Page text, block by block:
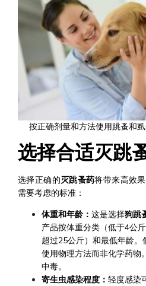
按正确剂量和方法使用跳蚤和
选择合适灭跳
选择正确的灭跳蚤药将带来高效
需要考虑的标准：
体重和年龄： 这是选择狗跳
产品按体重分类（低于4公
超过25公斤）和最低年龄
使用物理方法而非化学药物
中毒。
寄生虫感染程度： 轻度感染